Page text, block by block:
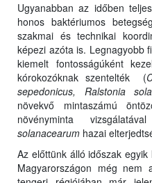
Ugyanabban az időben
honos baktériumos
szakmai és technikai
képezi azóta is. Legnagyobb
kiemelt fontosságúként
kórokozóknak szentelték (
sepedonicus, Ralstonia
növekvő mintaszámú
növényminta
solanacearum hazai
Az előttünk álló időszak
Magyarországon még nem